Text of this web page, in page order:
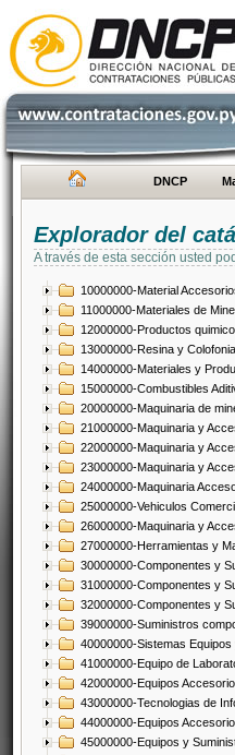
DNCP
Explorador del
A través de esta sección usted
10000000-Material
11000000-Materiales de
12000000-Productos
13000000-Resina y
14000000-Materiales y
15000000-Combustibles
20000000-Maquinaria de
21000000-Maquinaria y
22000000-Maquinaria y
23000000-Maquinaria y
24000000-Maquinaria
25000000-Vehiculos
26000000-Maquinaria y
27000000-Herramientas y
30000000-Componentes y
31000000-Componentes y
32000000-Componentes y
39000000-Suministros
40000000-Sistemas
41000000-Equipo de
42000000-Equipos
43000000-Tecnologias de
44000000-Equipos
45000000-Equipos y